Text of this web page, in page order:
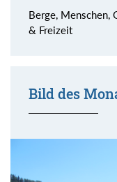
Berge, Menschen,
& Freizeit
Bild des